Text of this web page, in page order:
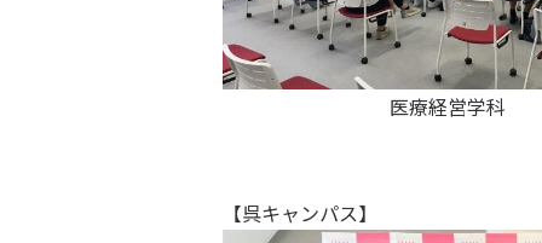
医療経営学科
【呉キャンパス】